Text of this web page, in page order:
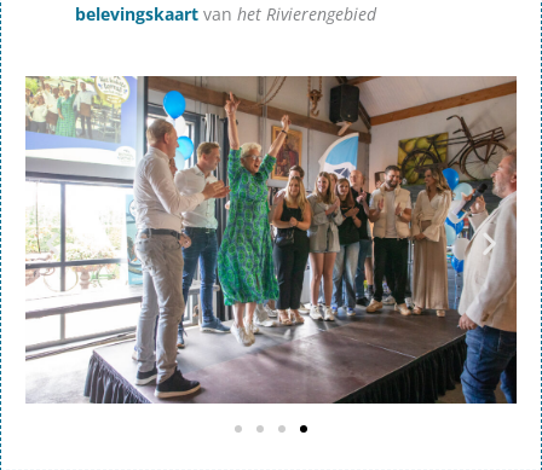
belevingskaart vanhet Rivierengebied